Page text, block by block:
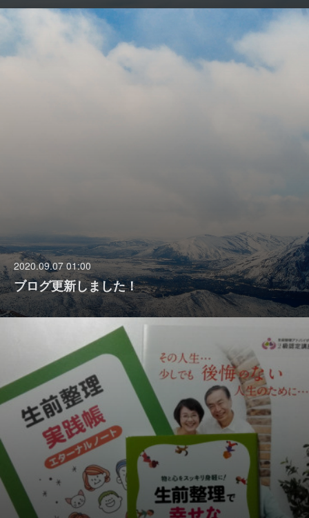
2020.09.07 01:00
ブログ更新しました！